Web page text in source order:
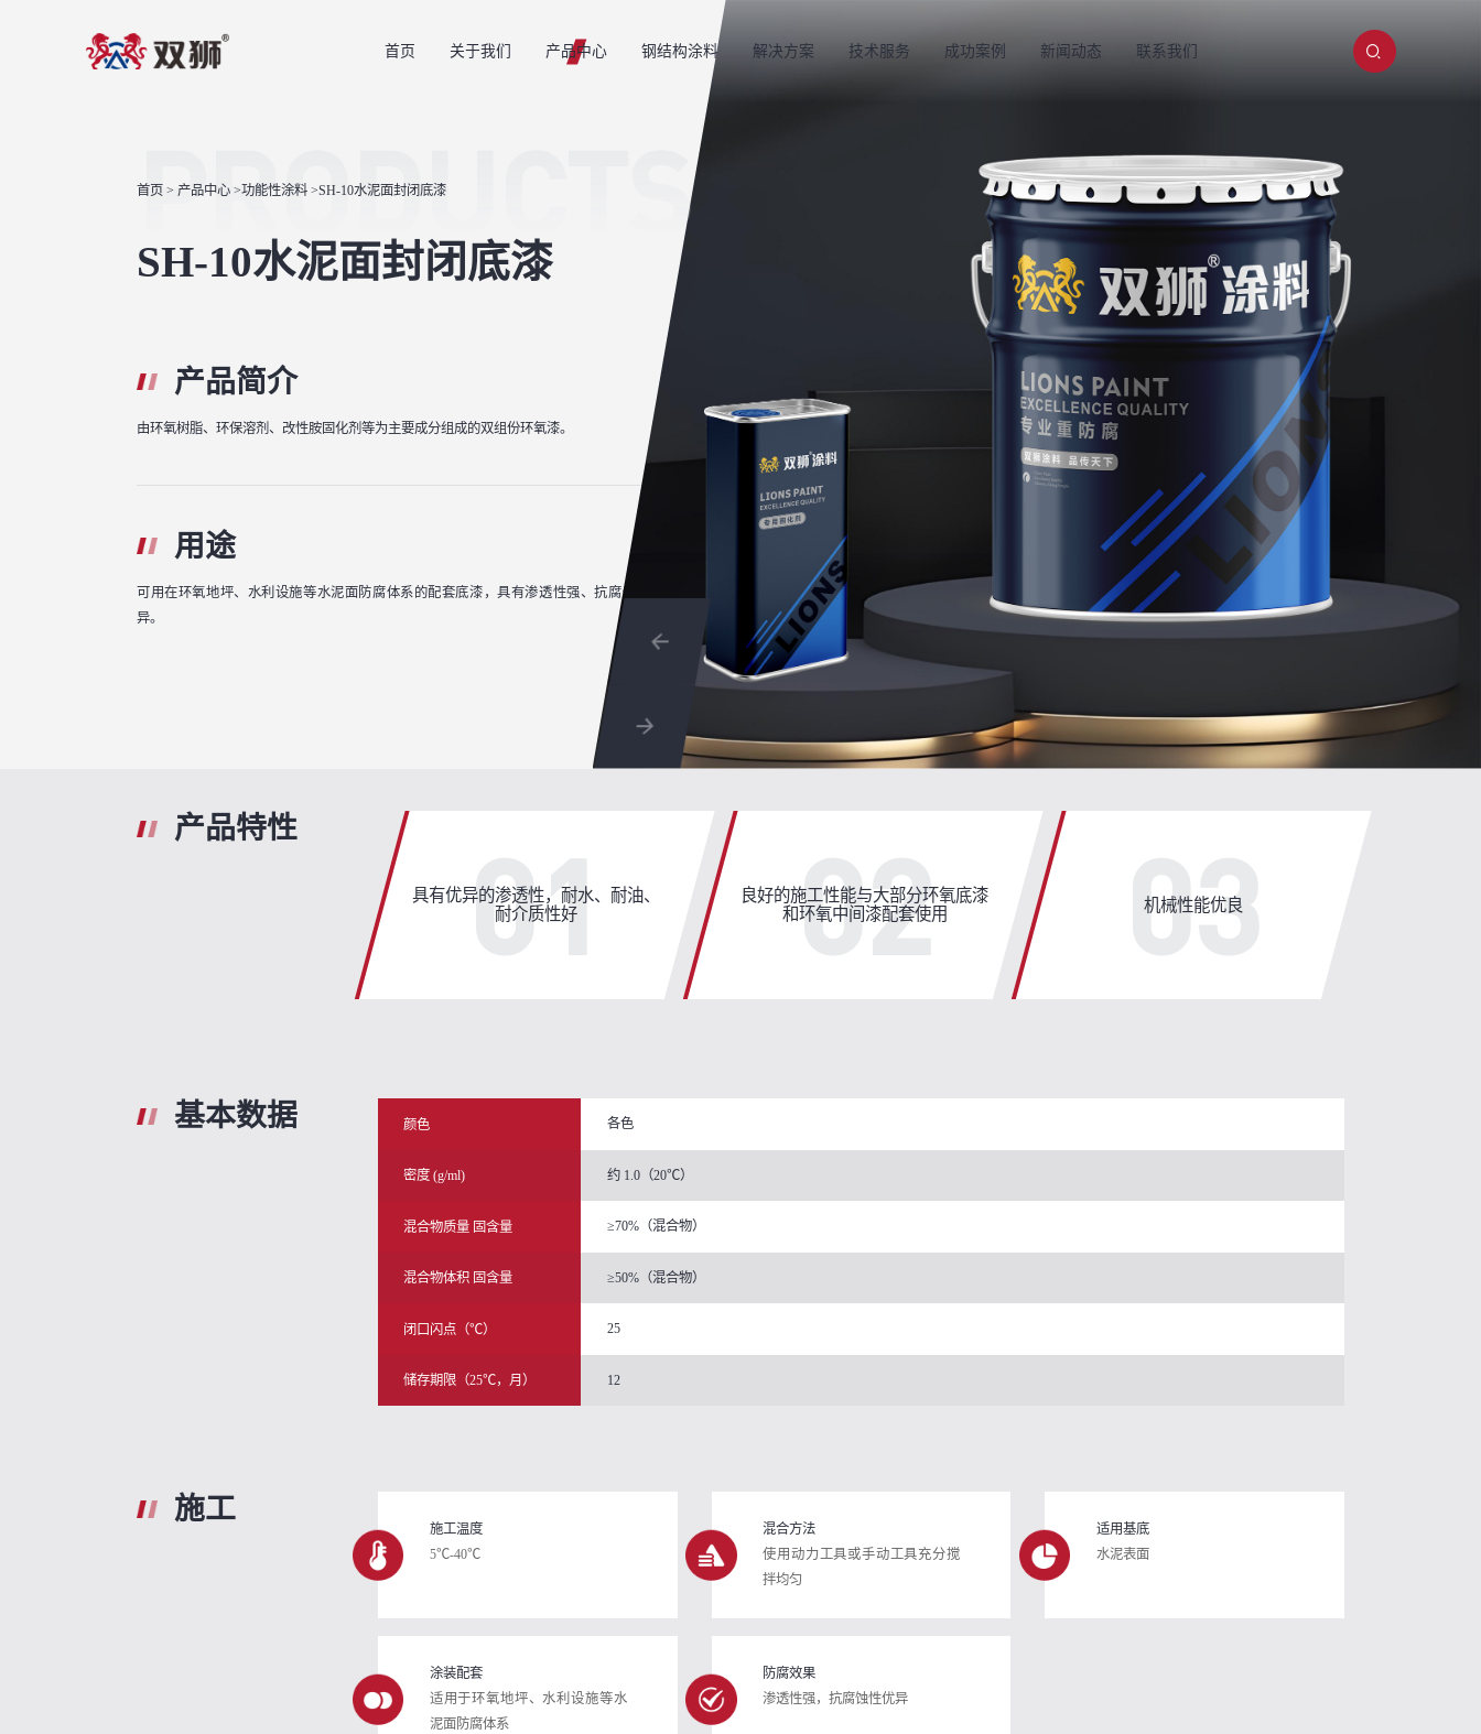
首页 关于我们 产品中心 钢结构涂料 解决方案 技术服务 成功案例 新闻动态 联系我们
首页 > 产品中心 >功能性涂料 >SH-10水泥面封闭底漆
PRODUCTS
SH-10水泥面封闭底漆
产品简介
由环氧树脂、环保溶剂、改性胺固化剂等为主要成分组成的双组份环氧漆。
用途
可用在环氧地坪、水利设施等水泥面防腐体系的配套底漆，具有渗透性强、抗腐蚀性优
异。
产品特性 01
具有优异的渗透性，耐水、耐油、
耐介质性好
02
良好的施工性能与大部分环氧底漆
和环氧中间漆配套使用
03
机械性能优良
基本数据 颜色 各色
密度 (g/ml) 约 1.0（20℃）
混合物质量 固含量 ≥70%（混合物）
混合物体积 固含量 ≥50%（混合物）
闭口闪点（℃） 25
储存期限（25℃，月） 12
施工
施工温度
5℃-40℃
混合方法
使用动力工具或手动工具充分搅
拌均匀
适用基底
水泥表面
涂装配套
适用于环氧地坪、水利设施等水
泥面防腐体系
防腐效果
渗透性强，抗腐蚀性优异